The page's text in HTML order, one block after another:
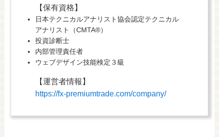
【保有資格】
日本テクニカルアナリスト協会認定テクニカル
アナリスト（CMTA®）
投資診断士
内部管理責任者
ウェブデザイン技能検定３級
【運営者情報】
https://fx-premiumtrade.com/company/